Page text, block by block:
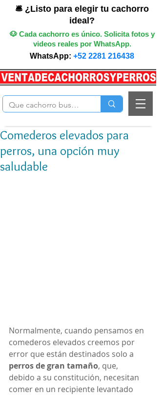
🛎️ ¿Listo para elegir tu cachorro
ideal?
🐶 Cada cachorro es único. Solicita fotos y
videos reales por WhatsApp.
WhatsApp: +52 2281 216438
Comederos elevados para
perros, una opción muy
saludable
Normalmente, cuando pensamos en
comederos elevados creemos por
error que están destinados solo a
perros de gran tamaño, que,
debido a su constitución, necesitan
comer en un recipiente levantado